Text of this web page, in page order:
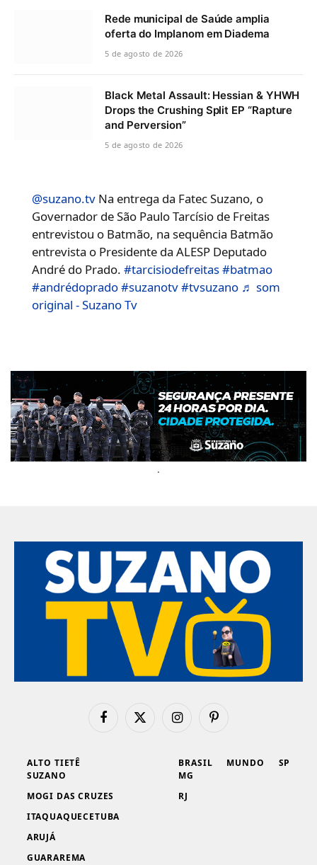
Rede municipal de Saúde amplia
oferta do Implanom em Diadema
5 de agosto de 2026
Black Metal Assault: Hessian & YHWH
Drops the Crushing Split EP “Rapture
and Perversion”
5 de agosto de 2026
@suzano.tv Na entrega da Fatec Suzano, o
Governador de São Paulo Tarcísio de Freitas
entrevistou o Batmão, na sequência Batmão
entrevista o Presidente da ALESP Deputado
André do Prado.#tarcisiodefreitas#batmao
#andrédoprado#suzanotv#tvsuzano ♬ som
original - Suzano Tv
.
FacebookX
InstagramPinterest
ALTO TIETÊ
SUZANO
MOGI DAS CRUZES
ITAQUAQUECETUBA
ARUJÁ
GUARAREMA
BRASIL
MG
RJ
MUNDO SP